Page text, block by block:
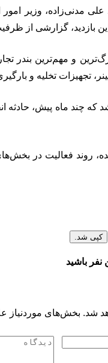
شاخص ۳۶۰، سید علی
این بازدید، گزارشی از
و مهم‌ترین بندر
تجهیزات تخلیه و
که چند ماه پیش،
روند فعالیت در بخش‌های
کپی شد.
نفر باشید
شد. بخش‌های موردنیاز